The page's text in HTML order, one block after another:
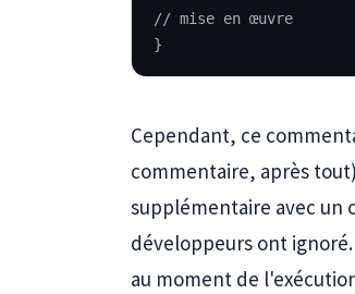
// mise en œuvre
}
Cependant, ce
commentaire, après
supplémentaire avec un
développeurs ont
au moment de